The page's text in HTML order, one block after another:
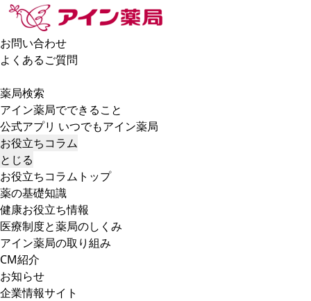
お問い合わせ
よくあるご質問
薬局検索
アイン薬局でできること
公式アプリ いつでもアイン薬局
お役立ちコラム
とじる
お役立ちコラムトップ
薬の基礎知識
健康お役立ち情報
医療制度と薬局のしくみ
アイン薬局の取り組み
CM紹介
お知らせ
企業情報サイト